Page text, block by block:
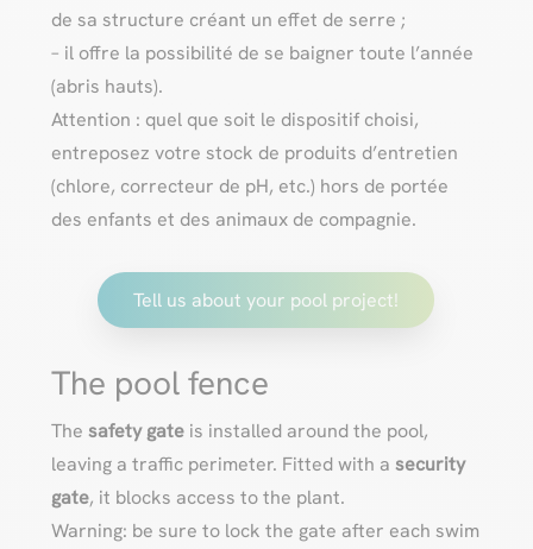
de sa structure créant un effet de serre ;
– il offre la possibilité de se baigner toute l’année
(abris hauts).
Attention : quel que soit le dispositif choisi,
entreposez votre stock de produits d’entretien
(chlore, correcteur de pH, etc.) hors de portée
des enfants et des animaux de compagnie.
Tell us about your pool project!
The pool fence
The safety gateis installed around the pool,
leaving a traffic perimeter. Fitted with a security
gate, it blocks access to the plant.
Warning: be sure to lock the gate after each swim